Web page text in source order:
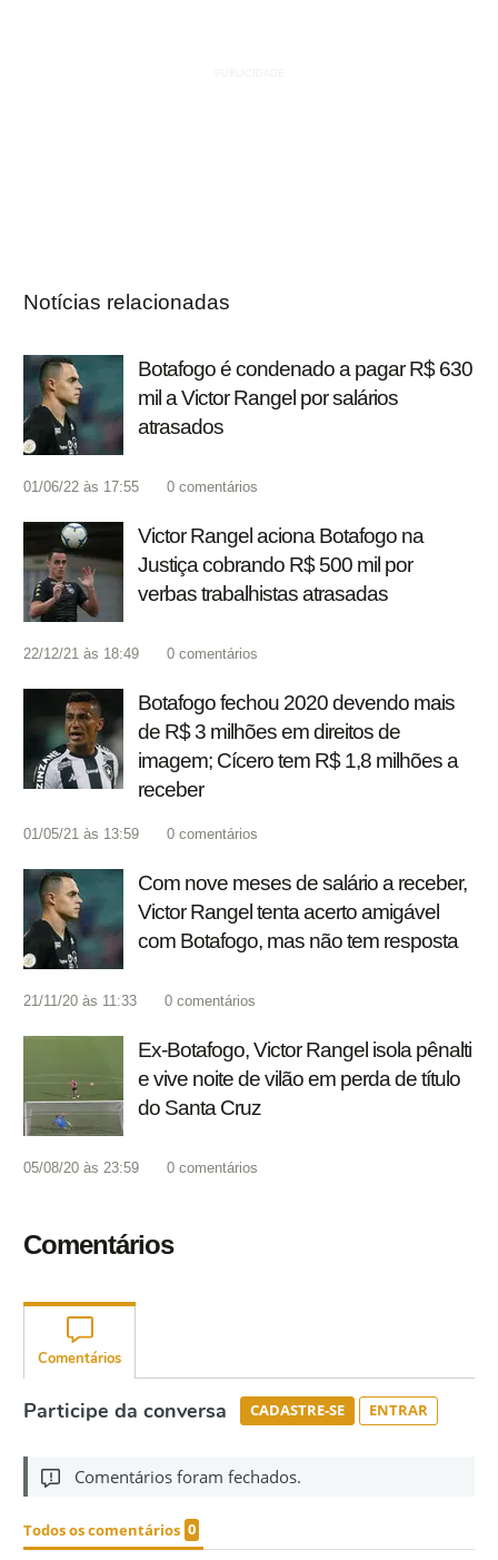
Notícias relacionadas
Botafogo é condenado a pagar R$ 630
mil a Victor Rangel por salários
atrasados
01/06/22 às 17:55 0 comentários
Victor Rangel aciona Botafogo na
Justiça cobrando R$ 500 mil por
verbas trabalhistas atrasadas
22/12/21 às 18:49 0 comentários
Botafogo fechou 2020 devendo mais
de R$ 3 milhões em direitos de
imagem; Cícero tem R$ 1,8 milhões a
receber
01/05/21 às 13:59 0 comentários
Com nove meses de salário a receber,
Victor Rangel tenta acerto amigável
com Botafogo, mas não tem resposta
21/11/20 às 11:33 0 comentários
Ex-Botafogo, Victor Rangel isola pênalti
e vive noite de vilão em perda de título
do Santa Cruz
05/08/20 às 23:59 0 comentários
Comentários